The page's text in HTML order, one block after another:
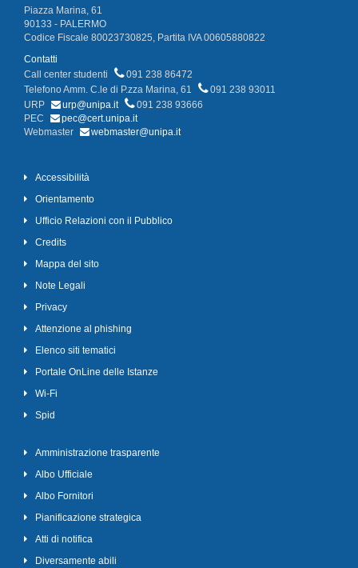
Piazza Marina, 61
90133 - PALERMO
Codice Fiscale 80023730825, Partita IVA 00605880822
Contatti
Call center studenti
091 238 86472
Telefono Amm. C.le di P.zza Marina, 61
091 238 93011
URP
urp@unipa.it
091 238 93666
PEC
pec@cert.unipa.it
Webmaster
webmaster@unipa.it
Accessibilità
Orientamento
Ufficio Relazioni con il Pubblico
Credits
Mappa del sito
Note Legali
Privacy
Attenzione al phishing
Elenco siti tematici
Portale OnLine delle Istanze
Wi-Fi
Spid
Amministrazione trasparente
Albo Ufficiale
Albo Fornitori
Pianificazione strategica
Atti di notifica
Diversamente abili